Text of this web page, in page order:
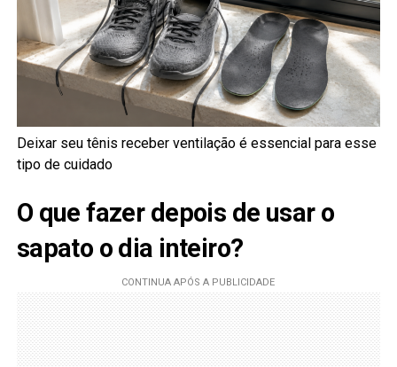
Deixar seu tênis receber ventilação é essencial para esse
tipo de cuidado
O que fazer depois de usar o
sapato o dia inteiro?